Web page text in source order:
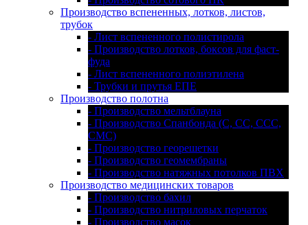
Производство вспененных, лотков, листов,
трубок
- Лист вспененного полистирола
- Производство лотков, боксов для фаст-
фуда
- Лист вспененного полиэтилена
- Трубки и прутья ЕПЕ
Производство полотна
- Производство мельтблауна
- Производство Спанбонда (С, СС, ССС,
СМС)
- Производство георешетки
- Производство геомембраны
- Производство натяжных потолков ПВХ
Производство медицинских товаров
- Производство бахил
- Производство нитриловых перчаток
- Производство масок